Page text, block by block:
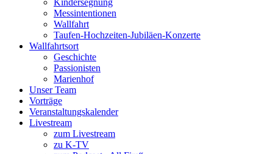
Kindersegnung
Messintentionen
Wallfahrt
Taufen-Hochzeiten-Jubiläen-Konzerte
Wallfahrtsort
Geschichte
Passionisten
Marienhof
Unser Team
Vorträge
Veranstaltungskalender
Livestream
zum Livestream
zu K-TV